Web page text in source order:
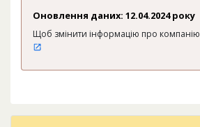
Оновлення даних: 12.04.2024 року
Щоб змінити інформацію про компанію